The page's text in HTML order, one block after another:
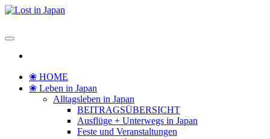
Zum
❀ HOME
❀ Leben in Japan
Alltagsleben in Japan
BEITRAGSÜBERSICHT
Ausflüge + Unterwegs in Japan
Feste und Veranstaltungen